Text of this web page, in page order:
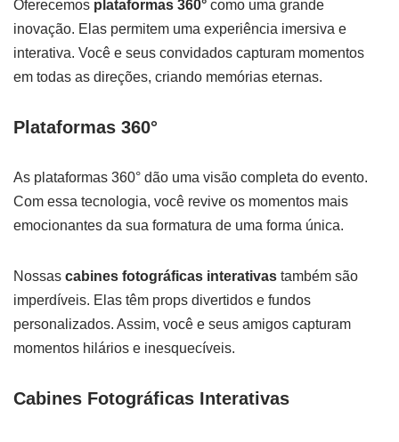
Oferecemos plataformas 360° como uma grande
inovação. Elas permitem uma experiência imersiva e
interativa. Você e seus convidados capturam momentos
em todas as direções, criando memórias eternas.
Plataformas 360°
As plataformas 360° dão uma visão completa do evento.
Com essa tecnologia, você revive os momentos mais
emocionantes da sua formatura de uma forma única.
Nossas cabines fotográficas interativas também são
imperdíveis. Elas têm props divertidos e fundos
personalizados. Assim, você e seus amigos capturam
momentos hilários e inesquecíveis.
Cabines Fotográficas Interativas